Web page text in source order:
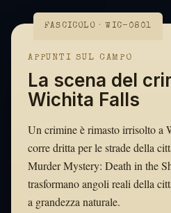
FASCICOLO · WIC-0801
APPUNTI SUL CAMPO
La scena del
Wichita Falls
Un crimine è rimasto irrisolto a
corre dritta per le strade della
Murder Mystery: Death in the
trasformano angoli reali della
a grandezza naturale.